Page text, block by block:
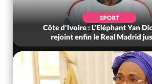
SPORT
Côte d'Ivoire : L'Eléphant Yan
rejoint enfin le Real Madrid